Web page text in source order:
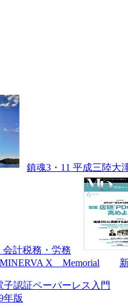
鎮魂3・11 平成三陸大
計税務・労務
MINERVA X Memorial
認証ペーパーレス入門
版